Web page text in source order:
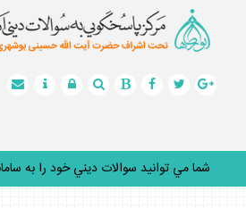
شما مي توانيد سوالات ديني خود را به سامانه